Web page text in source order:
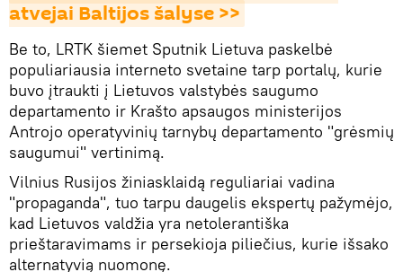
atvejai Baltijos šalyse >>
Be to, LRTK šiemet Sputnik Lietuva paskelbė
populiariausia interneto svetaine tarp portalų, kurie
buvo įtraukti į Lietuvos valstybės saugumo
departamento ir Krašto apsaugos ministerijos
Antrojo operatyvinių tarnybų departamento "grėsmių
saugumui" vertinimą.
Vilnius Rusijos žiniasklaidą reguliariai vadina
"propaganda", tuo tarpu daugelis ekspertų pažymėjo,
kad Lietuvos valdžia yra netolerantiška
prieštaravimams ir persekioja piliečius, kurie išsako
alternatyvią nuomonę.